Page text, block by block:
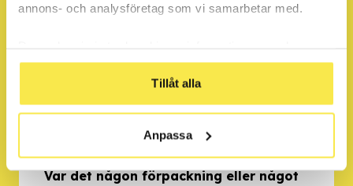
annons- och analysföretag som vi samarbetar med.
information som du har tillhandahållit eller som de har
samlat in när du har använt deras tjänster.
Tillåt alla
Anpassa
Var det någon förpackning eller något